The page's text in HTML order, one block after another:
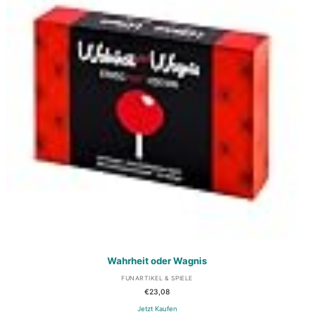
Wahrheit oder Wagnis
FUNARTIKEL & SPIELE
€23,08
Jetzt Kaufen